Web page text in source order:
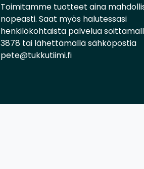
Toimitamme tuotteet aina
nopeasti. Saat myös halutessasi
henkilökohtaista palvelua
3878 tai lähettämällä sähköpostia
pete@tukkutiimi.fi